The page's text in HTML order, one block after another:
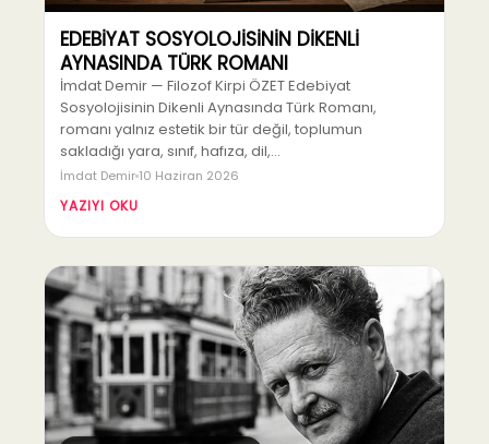
EDEBİYAT SOSYOLOJİSİNİN DİKENLİ
AYNASINDA TÜRK ROMANI
İmdat Demir — Filozof Kirpi ÖZET Edebiyat
Sosyolojisinin Dikenli Aynasında Türk Romanı,
romanı yalnız estetik bir tür değil, toplumun
sakladığı yara, sınıf, hafıza, dil,…
İmdat Demir 10 Haziran 2026
YAZIYI OKU